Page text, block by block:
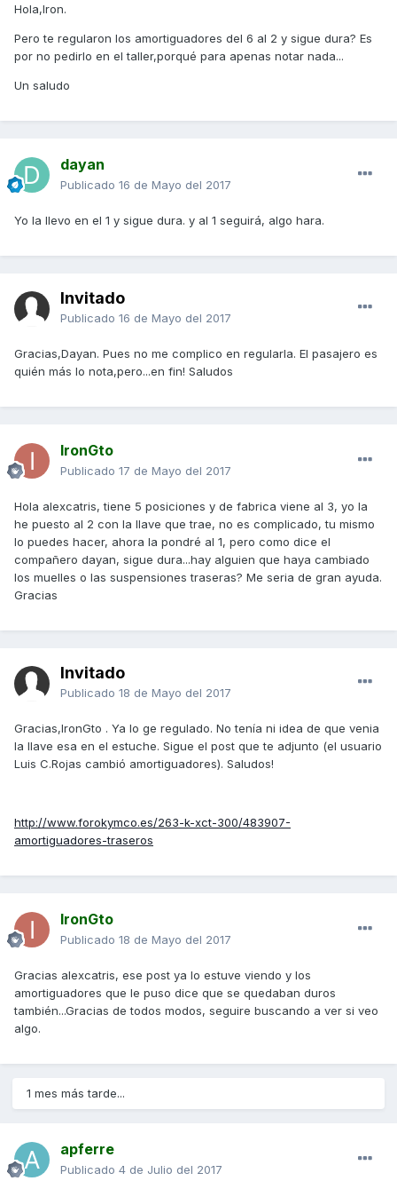
Hola,Iron.
Pero te regularon los amortiguadores del 6 al 2 y sigue dura? Es
por no pedirlo en el taller,porqué para apenas notar nada...
Un saludo
dayan
Publicado 16 de Mayo del 2017
Yo la llevo en el 1 y sigue dura. y al 1 seguirá, algo hara.
Invitado
Publicado 16 de Mayo del 2017
Gracias,Dayan. Pues no me complico en regularla. El pasajero es
quién más lo nota,pero...en fin! Saludos
IronGto
Publicado 17 de Mayo del 2017
Hola alexcatris, tiene 5 posiciones y de fabrica viene al 3, yo la
he puesto al 2 con la llave que trae, no es complicado, tu mismo
lo puedes hacer, ahora la pondré al 1, pero como dice el
compañero dayan, sigue dura...hay alguien que haya cambiado
los muelles o las suspensiones traseras? Me seria de gran ayuda.
Gracias
Invitado
Publicado 18 de Mayo del 2017
Gracias,IronGto . Ya lo ge regulado. No tenía ni idea de que venia
la llave esa en el estuche. Sigue el post que te adjunto (el usuario
Luis C.Rojas cambió amortiguadores). Saludos!
http://www.forokymco.es/263-k-xct-300/483907-
amortiguadores-traseros
IronGto
Publicado 18 de Mayo del 2017
Gracias alexcatris, ese post ya lo estuve viendo y los
amortiguadores que le puso dice que se quedaban duros
también...Gracias de todos modos, seguire buscando a ver si veo
algo.
1 mes más tarde...
apferre
Publicado 4 de Julio del 2017